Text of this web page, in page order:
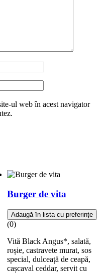
ul web în acest navigator
Burger de vita
Adaugă în lista cu preferințe
(0)
Vită Black Angus*, salată,
roșie, castravete murat, sos
special, dulceață de ceapă,
cașcaval ceddar, servit cu